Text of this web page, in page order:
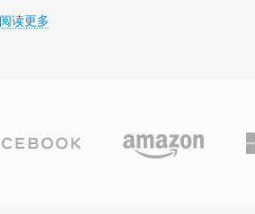
子带进行量化和Huffman编码。典型的广播部
三大优势使MP2持续保持相关性：在传输错误
号至关重要，极低的编码延迟适合实时广播链
阅读更多